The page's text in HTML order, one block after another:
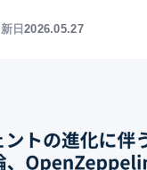
日2026.05.27